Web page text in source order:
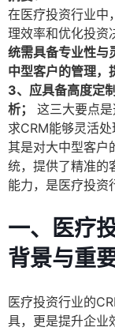
在医疗投资行业中
理效率和优化投资
统需具备专业性与
中型客户的管理，
3、应具备高度定
析；
这三大要点
求CRM能够灵活
其是对大中型客户
统，提供了精准的
能力，是医疗投资
一、医疗
背景与重
医疗投资行业的
具，更是提升企业